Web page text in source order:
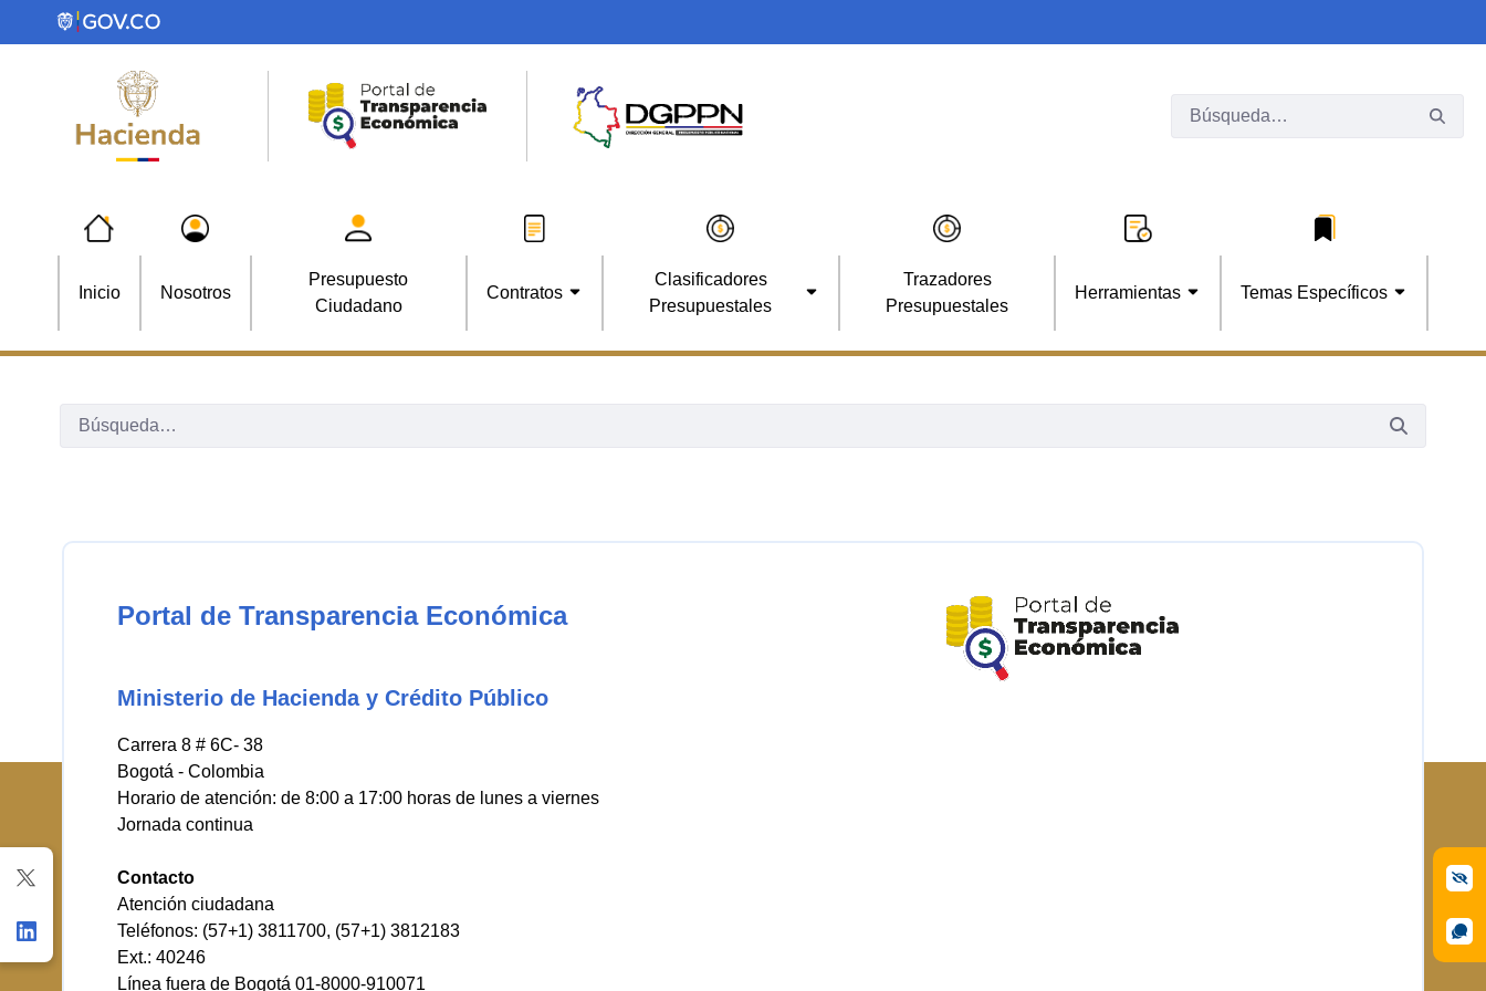
Saltar al contenido principal
Inicio Nosotros
Presupuesto
Ciudadano
Contratos
Clasificadores
Presupuestales
Trazadores
Presupuestales
Herramientas Temas Específicos
Portal de Transparencia Económica
Ministerio de Hacienda y Crédito Público
Carrera 8 # 6C- 38
Bogotá - Colombia
Horario de atención: de 8:00 a 17:00 horas de lunes a viernes
Jornada continua
Contacto
Atención ciudadana
Teléfonos: (57+1) 3811700, (57+1) 3812183
Ext.: 40246
Línea fuera de Bogotá 01-8000-910071